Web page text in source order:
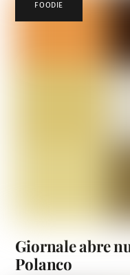
FOODIE
Giornale abre
Polanco